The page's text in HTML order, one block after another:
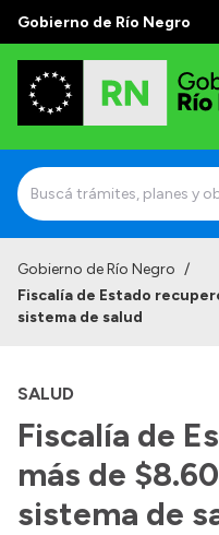
Gobierno de Río Negro
Autoridades
Autoridades y
Discursos en la
Casa de Gobierno
Acerca de Río Negro
Gobierno de Río Negro /
Fiscalía de Estado
sistema de salud
SALUD
Fiscalía de
más de
sistema de